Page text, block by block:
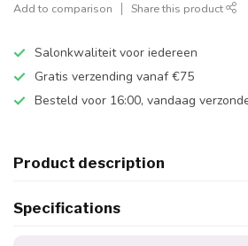
Add to comparison Share this product
Salonkwaliteit voor iedereen
Gratis verzending vanaf €75
Besteld voor 16:00, vandaag
Product description
Specifications